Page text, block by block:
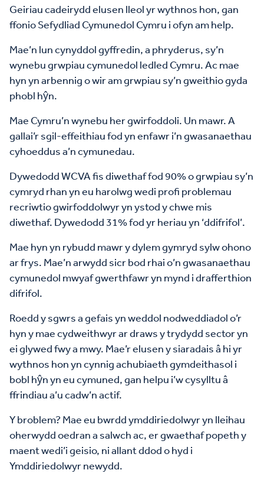
Geiriau cadeirydd elusen lleol yr wythnos hon, gan
ffonio Sefydliad Cymunedol Cymru i ofyn am help.
Mae’n lun cynyddol gyffredin, a phryderus, sy’n
wynebu grwpiau cymunedol ledled Cymru. Ac mae
hyn yn arbennig o wir am grwpiau sy’n gweithio gyda
phobl hŷn.
Mae Cymru’n wynebu her gwirfoddoli. Un mawr. A
gallai’r sgil-effeithiau fod yn enfawr i’n gwasanaethau
cyhoeddus a’n cymunedau.
Dywedodd WCVA fis diwethaf fod 90% o grwpiau sy’n
cymryd rhan yn eu harolwg wedi profi problemau
recriwtio gwirfoddolwyr yn ystod y chwe mis
diwethaf. Dywedodd 31% fod yr heriau yn ‘ddifrifol’.
Mae hyn yn rybudd mawr y dylem gymryd sylw ohono
ar frys. Mae’n arwydd sicr bod rhai o’n gwasanaethau
cymunedol mwyaf gwerthfawr yn mynd i drafferthion
difrifol.
Roedd y sgwrs a gefais yn weddol nodweddiadol o’r
hyn y mae cydweithwyr ar draws y trydydd sector yn
ei glywed fwy a mwy. Mae’r elusen y siaradais â hi yr
wythnos hon yn cynnig achubiaeth gymdeithasol i
bobl hŷn yn eu cymuned, gan helpu i’w cysylltu â
ffrindiau a’u cadw’n actif.
Y broblem? Mae eu bwrdd ymddiriedolwyr yn lleihau
oherwydd oedran a salwch ac, er gwaethaf popeth y
maent wedi’i geisio, ni allant ddod o hyd i
Ymddiriedolwyr newydd.